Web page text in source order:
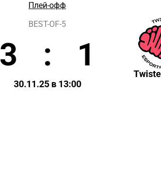
Плей-офф
BEST-OF-5
3 : 1
30.11.25 в 13:00